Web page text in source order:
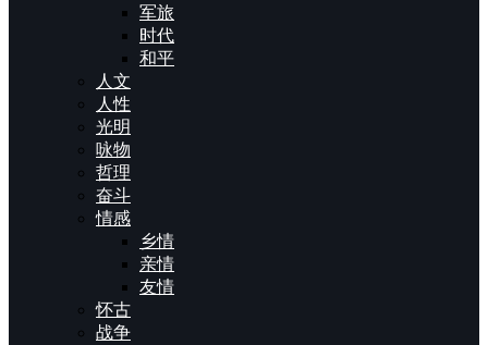
军旅
时代
和平
人文
人性
光明
咏物
哲理
奋斗
情感
乡情
亲情
友情
怀古
战争